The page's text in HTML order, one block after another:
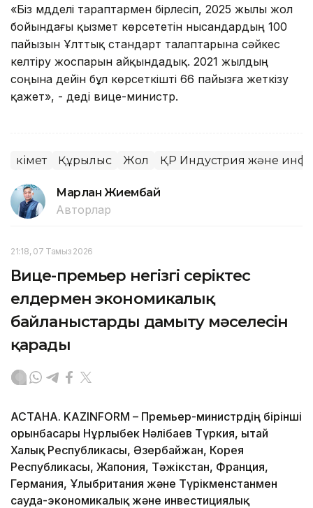
«Біз мүдделі тараптармен бірлесіп, 2025 жылы жол
бойындағы қызмет көрсететін нысандардың 100
пайызын Ұлттық стандарт талаптарына сәйкес
келтіру жоспарын айқындадық. 2021 жылдың
соңына дейін бұл көрсеткішті 66 пайызға жеткізу
қажет», - деді вице-министр.
Үкімет Құрылыс Жол ҚР Индустрия және
Марлан Жиембай
Авторлар
21:18, 07 Тамыз 2026
Вице-премьер негізгі серіктес
елдермен экономикалық
байланыстарды дамыту мәселесін
қарады
АСТАНА. KAZINFORM – Премьер-министрдің бірінші
орынбасары Нұрлыбек Нәлібаев Түркия, Қытай
Халық Республикасы, Әзербайжан, Корея
Республикасы, Жапония, Тәжікстан, Франция,
Германия, Ұлыбритания және Түрікменстанмен
сауда-экономикалық және инвестициялық